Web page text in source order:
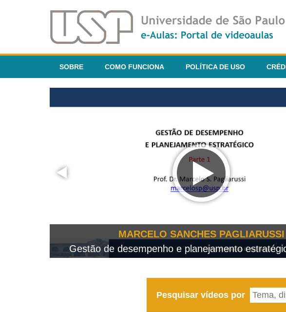
SOBRE COMO FUNCIONA POLÍTICA DE USO
MARCELO SANCHES PAGLIARUSSI
Gestão de desempenho e planejamento
Pesquisar vídeos por